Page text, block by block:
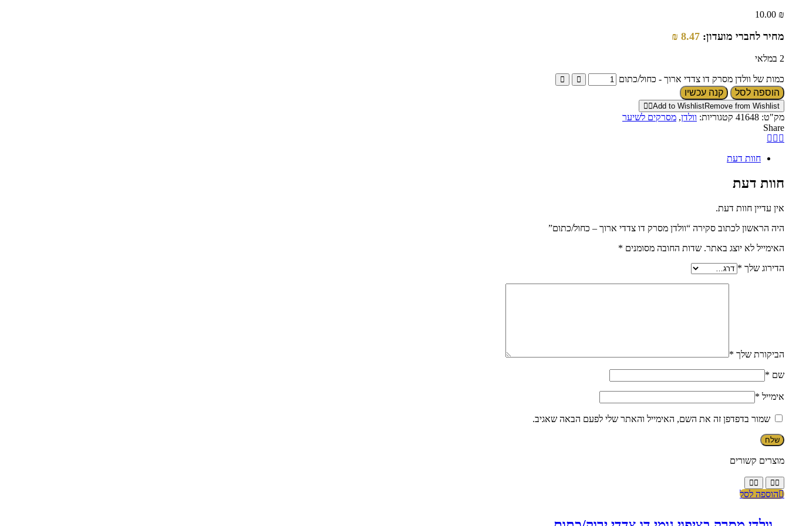
10.00 ₪
מחיר לחברי מועדון: 8.47
₪
2 במלאי
כמות של וולדן מסרק דו צדדי ארוך - כחול/כתום
הוספה לסל
קנה עכשיו
Add to WishlistRemove from Wishlist
מק"ט: 41648 קטגוריות: וולדן, מסרקים לשיער
Share
חוות דעת
חוות דעת
אין עדיין חוות דעת.
היה הראשון לכתוב סקירה “וולדן מסרק דו צדדי ארוך – כחול/כתום”
האימייל לא יוצג באתר. שדות החובה מסומנים *
הדירוג שלך *
הביקורת שלך *
שם *
אימייל *
שמור בדפדפן זה את השם, האימייל והאתר שלי לפעם הבאה שאגיב.
מוצרים קשורים
הוספה לסל